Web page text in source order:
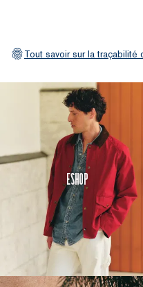
Tout savoir sur la traçabilité
Eshop